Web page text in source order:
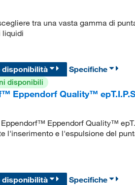
tra una vasta gamma di
liquidi
disponibilità
Specifiche
disponibili
Eppendorf Quality™
Eppendorf Quality™
l'inserimento e l'espulsione del
disponibilità
Specifiche